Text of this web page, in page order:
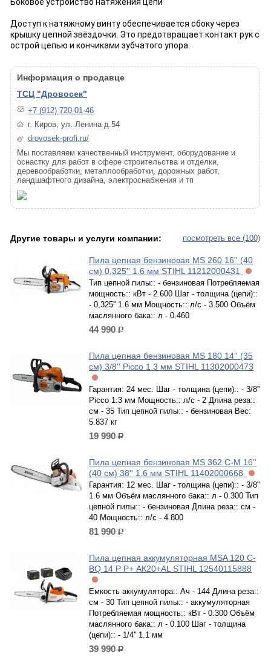
Доступ к натяжному винту обеспечивается сбоку через
крышку цепной звёздочки. Это предотвращает контакт рук с
острой цепью и кончиками зубчатого упора.
Информация о продавце
ТСЦ "Дровосек"
+7 (912) 720-01-46
г. Киров, ул. Ленина д.54
drovosek-profi.ru/
Мы поставляем качественный инструмент, оборудование и
оснастку для работ в сфере строительства и отделки,
деревообработки, металлообработки, дорожных работ,
ландшафтного дизайна, электроснабжения и тп
посмотреть все (100)
Другие товары и услуги компании:
Пила цепная бензиновая MS 260 16'' (40
см) 0,325'' 1.6 мм STIHL 11212000431
Тип цепной пилы:: - бензиновая Потребляемая
мощность:: кВт - 2.600 Шаг - толщина (цепи)::
- 0,325'' 1.6 мм Мощность:: л/с - 3.500 Объём
маслянного бака:: л - 0.460
44 990 р.
Пила цепная бензиновая MS 180 14'' (35
см) 3/8'' Picco 1.3 мм STIHL 11302000473
Гарантия: 24 мес. Шаг - толщина (цепи):: - 3/8''
Picco 1.3 мм Мощность:: л/с - 2 Длина реза::
см - 35 Тип цепной пилы:: - бензиновая Вес:
5.837 кг
19 990 р.
Пила цепная бензиновая MS 362 С-М 16''
(40 см) 38'' 1.6 мм STIHL 11402000668
Гарантия: 12 мес. Шаг - толщина (цепи):: - 3/8''
1.6 мм Объём маслянного бака:: л - 0.300 Тип
цепной пилы:: - бензиновая Длина реза:: см -
40 Мощность:: л/с - 4.800
81 990 р.
Пила цепная аккумуляторная MSA 120 C-
BQ 14 P P+ АК20+AL STIHL 12540115888
Емкость аккумулятора:: Ач - 144 Длина реза::
см - 30 Тип цепной пилы:: - аккумуляторная
Потребляемая мощность:: кВт - 0.300 Объём
маслянного бака:: л - 0.100 Шаг - толщина
(цепи):: - 1/4'' 1.1 мм
39 990 р.